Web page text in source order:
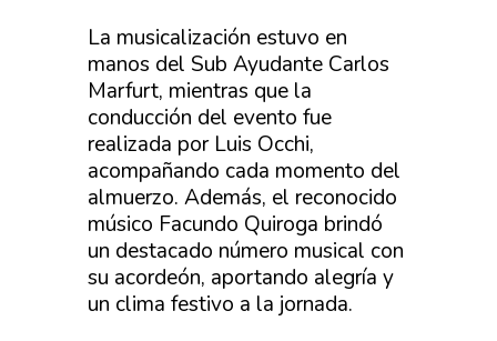
La musicalización estuvo en
manos del Sub Ayudante Carlos
Marfurt, mientras que la
conducción del evento fue
realizada por Luis Occhi,
acompañando cada momento del
almuerzo. Además, el reconocido
músico Facundo Quiroga brindó
un destacado número musical con
su acordeón, aportando alegría y
un clima festivo a la jornada.